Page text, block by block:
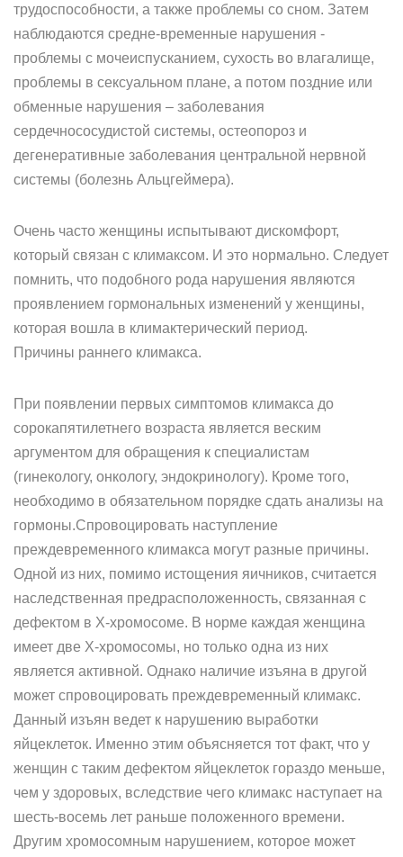
трудоспособности, а также проблемы со сном. Затем
наблюдаются средне-временные нарушения -
проблемы с мочеиспусканием, сухость во влагалище,
проблемы в сексуальном плане, а потом поздние или
обменные нарушения – заболевания
сердечнососудистой системы, остеопороз и
дегенеративные заболевания центральной нервной
системы (болезнь Альцгеймера).
Очень часто женщины испытывают дискомфорт,
который связан с климаксом. И это нормально. Следует
помнить, что подобного рода нарушения являются
проявлением гормональных изменений у женщины,
которая вошла в климактерический период.
Причины раннего климакса.
При появлении первых симптомов климакса до
сорокапятилетнего возраста является веским
аргументом для обращения к специалистам
(гинекологу, онкологу, эндокринологу). Кроме того,
необходимо в обязательном порядке сдать анализы на
гормоны.Спровоцировать наступление
преждевременного климакса могут разные причины.
Одной из них, помимо истощения яичников, считается
наследственная предрасположенность, связанная с
дефектом в Х-хромосоме. В норме каждая женщина
имеет две Х-хромосомы, но только одна из них
является активной. Однако наличие изъяна в другой
может спровоцировать преждевременный климакс.
Данный изъян ведет к нарушению выработки
яйцеклеток. Именно этим объясняется тот факт, что у
женщин с таким дефектом яйцеклеток гораздо меньше,
чем у здоровых, вследствие чего климакс наступает на
шесть-восемь лет раньше положенного времени.
Другим хромосомным нарушением, которое может